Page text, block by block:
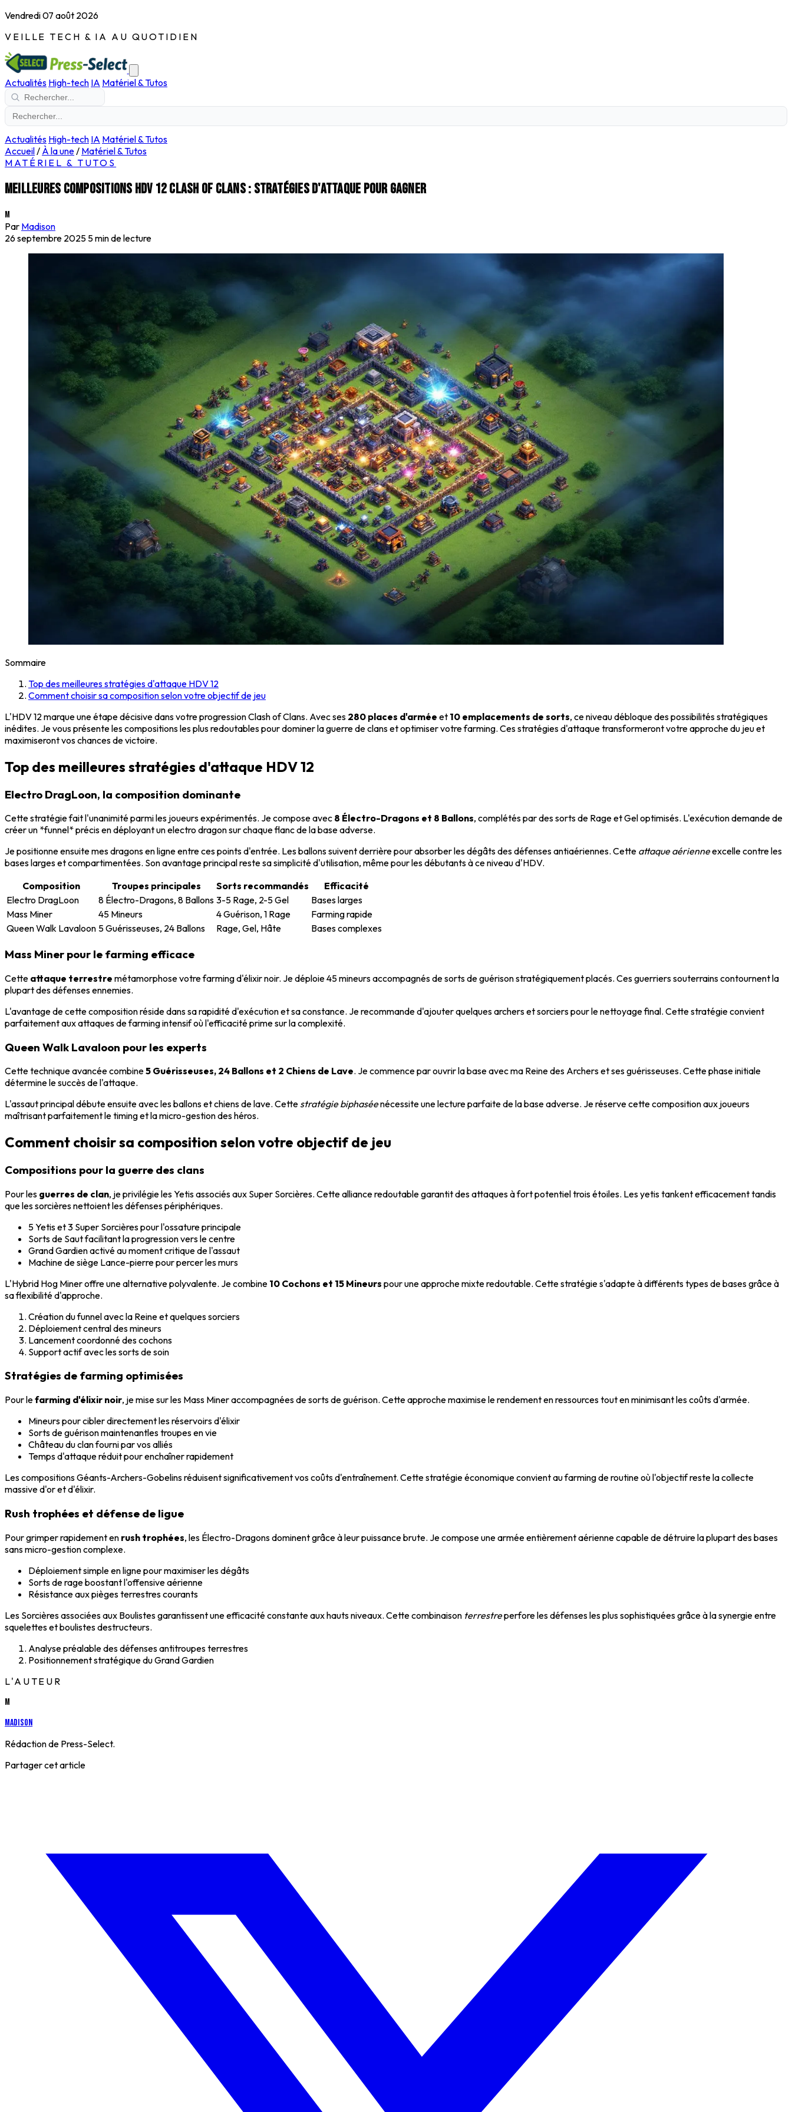
Vendredi 07 août 2026
VEILLE TECH & IA AU QUOTIDIEN
Actualités High-tech IA Matériel & Tutos
Actualités High-tech IA Matériel & Tutos
Accueil/ À la une/ Matériel & Tutos
MATÉRIEL & TUTOS
Meilleures compositions HDV 12 Clash of Clans : stratégies d'attaque pour gagner
M
Par Madison
26 septembre 2025 5 min de lecture
Sommaire
Top des meilleures stratégies d'attaque HDV 12
Comment choisir sa composition selon votre objectif de jeu
L'HDV 12 marque une étape décisive dans votre progression Clash of Clans. Avec ses 280 places d'armée et 10 emplacements de sorts, ce niveau débloque des possibilités stratégiques
inédites. Je vous présente les compositions les plus redoutables pour dominer la guerre de clans et optimiser votre farming. Ces stratégies d'attaque transformeront votre approche du jeu et
maximiseront vos chances de victoire.
Top des meilleures stratégies d'attaque HDV 12
Electro DragLoon, la composition dominante
Cette stratégie fait l'unanimité parmi les joueurs expérimentés. Je compose avec 8 Électro-Dragons et 8 Ballons, complétés par des sorts de Rage et Gel optimisés. L'exécution demande de
créer un *funnel* précis en déployant un electro dragon sur chaque flanc de la base adverse.
Je positionne ensuite mes dragons en ligne entre ces points d'entrée. Les ballons suivent derrière pour absorber les dégâts des défenses antiaériennes. Cette attaque aérienneexcelle contre les
bases larges et compartimentées. Son avantage principal reste sa simplicité d'utilisation, même pour les débutants à ce niveau d'HDV.
Composition
Troupes principales Sorts recommandés
Efficacité
Electro DragLoon
8 Électro-Dragons, 8 Ballons 3-5 Rage, 2-5 Gel
Bases larges
Mass Miner
45 Mineurs 4 Guérison, 1 Rage
Farming rapide
Queen Walk Lavaloon 5 Guérisseuses, 24 Ballons Rage, Gel, Hâte Bases complexes
Mass Miner pour le farming efficace
Cette attaque terrestre métamorphose votre farming d'élixir noir. Je déploie 45 mineurs accompagnés de sorts de guérison stratégiquement placés. Ces guerriers souterrains contournent la
plupart des défenses ennemies.
L'avantage de cette composition réside dans sa rapidité d'exécution et sa constance. Je recommande d'ajouter quelques archers et sorciers pour le nettoyage final. Cette stratégie convient
parfaitement aux attaques de farming intensif où l'efficacité prime sur la complexité.
Queen Walk Lavaloon pour les experts
Cette technique avancée combine5 Guérisseuses, 24 Ballons et 2 Chiens de Lave. Je commence par ouvrir la base avec ma Reine des Archers et ses guérisseuses. Cette phase initiale
détermine le succès de l'attaque.
L'assaut principal débute ensuite avec les ballons et chiens de lave. Cette stratégie biphaséenécessite une lecture parfaite de la base adverse. Je réserve cette composition aux joueurs
maîtrisant parfaitement le timing et la micro-gestion des héros.
Comment choisir sa composition selon votre objectif de jeu
Compositions pour la guerre des clans
Pour les guerres de clan, je privilégie les Yetis associés aux Super Sorcières. Cette alliance redoutable garantit des attaques à fort potentiel trois étoiles. Les yetis tankent efficacement tandis
que les sorcières nettoient les défenses périphériques.
5 Yetis et 3 Super Sorcières pour l'ossature principale
Sorts de Saut facilitant la progression vers le centre
Grand Gardien activé au moment critique de l'assaut
Machine de siège Lance-pierre pour percer les murs
L'Hybrid Hog Miner offre une alternative polyvalente. Je combine 10 Cochons et 15 Mineurs pour une approche mixte redoutable. Cette stratégie s'adapte à différents types de bases grâce à
sa flexibilité d'approche.
Création du funnel avec la Reine et quelques sorciers
Déploiement central des mineurs
Lancement coordonné des cochons
Support actif avec les sorts de soin
Stratégies de farming optimisées
Pour lefarming d'élixir noir, je mise sur les Mass Miner accompagnées de sorts de guérison. Cette approche maximise le rendement en ressources tout en minimisant les coûts d'armée.
Mineurs pour cibler directement les réservoirs d'élixir
Sorts de guérison maintenantles troupes en vie
Château du clan fourni par vos alliés
Temps d'attaque réduit pour enchaîner rapidement
Les compositions Géants-Archers-Gobelins réduisent significativement vos coûts d'entraînement. Cette stratégie économique convient au farming de routine où l'objectif reste la collecte
massive d'or et d'élixir.
Rush trophées et défense de ligue
Pour grimper rapidement en rush trophées, les Électro-Dragons dominent grâce à leur puissance brute. Je compose une armée entièrement aérienne capable de détruire la plupart des bases
sans micro-gestion complexe.
Déploiement simple en ligne pour maximiser les dégâts
Sorts de rage boostant l'offensive aérienne
Résistance aux pièges terrestres courants
Les Sorcières associées aux Boulistes garantissent une efficacité constante aux hauts niveaux. Cette combinaison terrestreperfore les défenses les plus sophistiquées grâce à la synergie entre
squelettes et boulistes destructeurs.
Analyse préalable des défenses antitroupes terrestres
Positionnement stratégique du Grand Gardien
L'AUTEUR
M
Madison
Rédaction de Press-Select.
Partager cet article